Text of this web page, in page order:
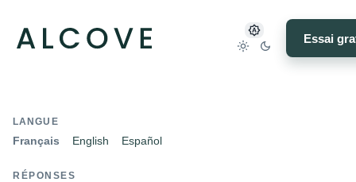
Essai
LANGUE
Français English Español
RÉPONSES